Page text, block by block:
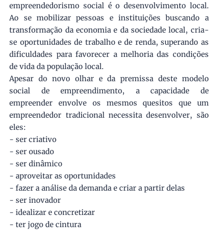
empreendedorismo social é o desenvolvimento local.
Ao se mobilizar pessoas e instituições buscando a
transformação da economia e da sociedade local, cria-
se oportunidades de trabalho e de renda, superando as
dificuldades para favorecer a melhoria das condições
de vida da população local.
Apesar do novo olhar e da premissa deste modelo
social de empreendimento, a capacidade de
empreender envolve os mesmos quesitos que um
empreendedor tradicional necessita desenvolver, são
eles:
- ser criativo
- ser ousado
- ser dinâmico
- aproveitar as oportunidades
- fazer a análise da demanda e criar a partir delas
- ser inovador
- idealizar e concretizar
- ter jogo de cintura